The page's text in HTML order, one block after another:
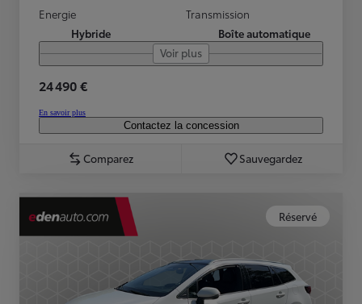
Energie
Hybride
Transmission
Boîte automatique
Voir plus
24 490 €
En savoir plus
Contactez la concession
Comparez Sauvegardez
Réservé